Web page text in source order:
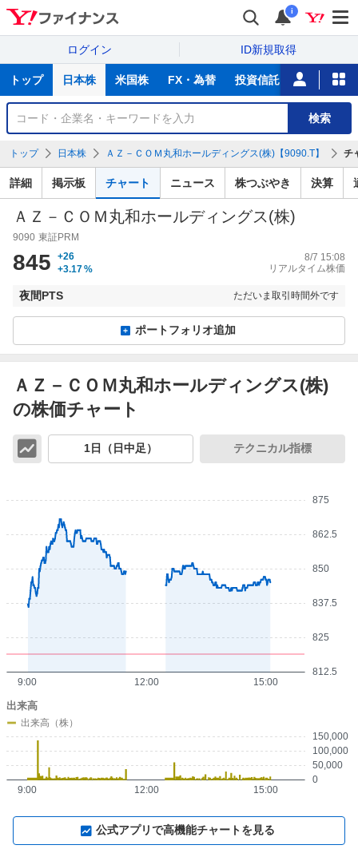
i
ログイン ID新規取得
サ
トップ 日本株 米国株 FX・為替 投資信託 ニュース
銘
検
索
検索
トップ 日本株 ＡＺ－ＣＯＭ丸和ホールディングス(株)【9090.T】 チ
詳細 掲示板 チャート ニュース 株つぶやき 決算
ＡＺ－ＣＯＭ丸和ホールディングス(株)
9090 東証PRM
845
+26
+3.17%
8/7 15:08
リアルタイム株価
夜間PTS ただいま取引時間外です
ポートフォリオ追加
ＡＺ－ＣＯＭ丸和ホールディングス(株)
の株価チャート
1日（日中足） テクニカル指標
812.5
825
837.5
850
862.5
875
9:00 12:00 15:00
0
50,000
100,000
150,000
9:00 12:00 15:00
出来高
出来高（株）
公式アプリで高機能チャートを見る